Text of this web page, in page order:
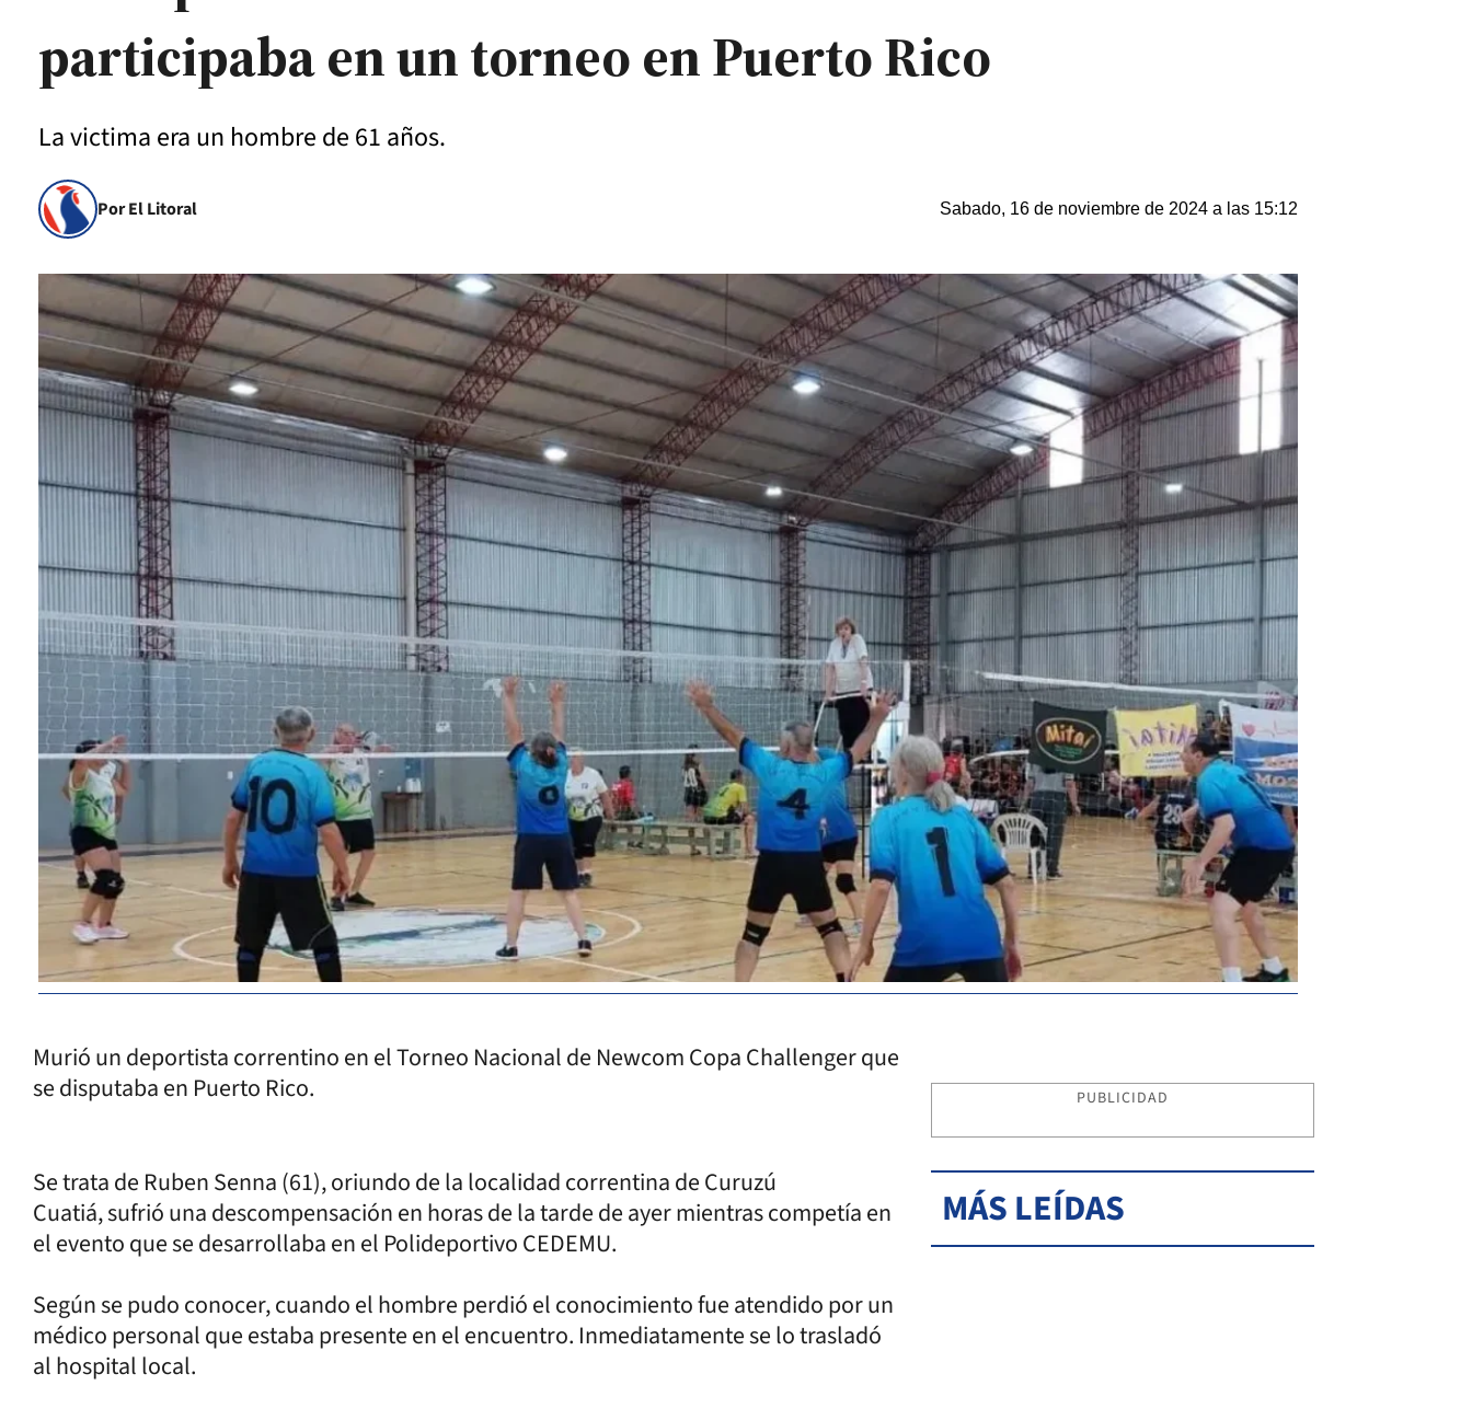
participaba en un torneo en Puerto Rico
La victima era un hombre de 61 años.
Por El Litoral Sabado, 16 de noviembre de 2024 a las 15:12
Murió un deportista correntino en el Torneo Nacional de Newcom Copa Challenger que
se disputaba en Puerto Rico.
Se trata de Ruben Senna (61), oriundo de la localidad correntina de Curuzú
Cuatiá, sufrió una descompensación en horas de la tarde de ayer mientras competía en
el evento que se desarrollaba en el Polideportivo CEDEMU.
Según se pudo conocer, cuando el hombre perdió el conocimiento fue atendido por un
médico personal que estaba presente en el encuentro. Inmediatamente se lo trasladó
al hospital local.
PUBLICIDAD
MÁS LEÍDAS